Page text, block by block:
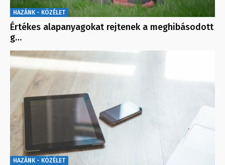
HAZÁNK - KÖZÉLET
Értékes alapanyagokat rejtenek a meghibásodott
g…
HAZÁNK - KÖZÉLET